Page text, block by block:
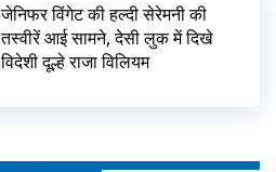
जेनिफर विंगेट की हल्दी सेरेमनी की
तस्वीरें आई सामने, देसी लुक में दिखे
विदेशी दूल्हे राजा विलियम